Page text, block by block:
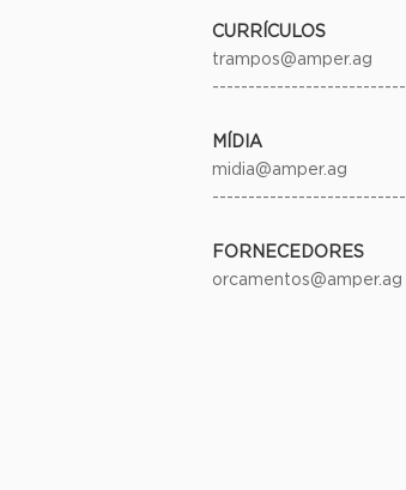
CURRÍCULOS
trampos@amper.ag
---------------------------
MÍDIA
midia@amper.ag
---------------------------
FORNECEDORES
orcamentos@amper.ag